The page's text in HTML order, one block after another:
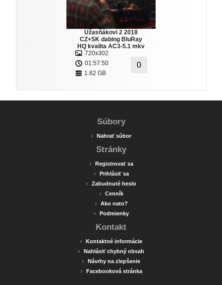
Úžasňákovi 2 2018
CZ+SK dabing BluRay
HQ kvalita AC3-5.1 mkv
720x302
01:57:50
1.82 GB
0
Súbory
› Nahrať súbor
Stránky
› Registrovať sa
› Prihlásiť sa
› Zabudnuté heslo
› Cenník
› Ako nato?
› Podmienky
Kontakt
› Kontaktné informácie
› Nahlásiť chybný obsah
› Návrhy na zlepšenie
› Facebooková stránka